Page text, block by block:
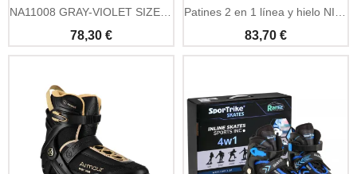
78,30 € 83,70 €